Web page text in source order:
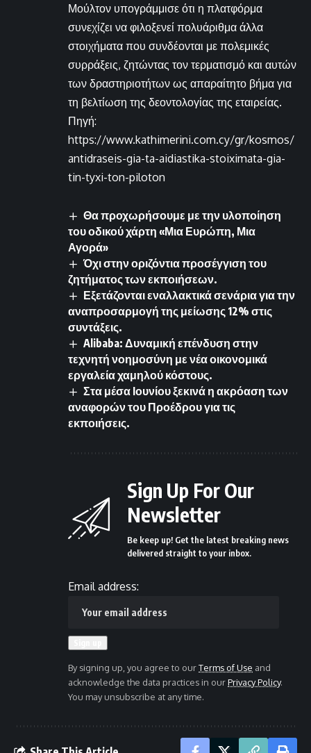
Μούλτον υπογράμμισε ότι η πλατφόρμα
συνεχίζει να φιλοξενεί πολυάριθμα άλλα
στοιχήματα που συνδέονται με πολεμικές
συρράξεις, ζητώντας τον τερματισμό και αυτών
των δραστηριοτήτων ως απαραίτητο βήμα για
τη βελτίωση της δεοντολογίας της εταιρείας.
Πηγή:
https://www.kathimerini.com.cy/gr/kosmos/
antidraseis-gia-ta-aidiastika-stoiximata-gia-
tin-tyxi-ton-piloton
Θα προχωρήσουμε με την υλοποίηση
του οδικού χάρτη «Μια Ευρώπη, Μια
Αγορά»
Όχι στην οριζόντια προσέγγιση του
ζητήματος των εκποιήσεων.
Εξετάζονται εναλλακτικά σενάρια για την
αναπροσαρμογή της μείωσης 12% στις
συντάξεις.
Alibaba: Δυναμική επένδυση στην
τεχνητή νοημοσύνη με νέα οικονομικά
εργαλεία χαμηλού κόστους.
Στα μέσα Ιουνίου ξεκινά η ακρόαση των
αναφορών του Προέδρου για τις
εκποιήσεις.
Sign Up For Our
Newsletter
Be keep up! Get the latest breaking news
delivered straight to your inbox.
Email address:
By signing up, you agree to ourTerms of Use and
acknowledge the data practices in ourPrivacy Policy.
You may unsubscribe at any time.